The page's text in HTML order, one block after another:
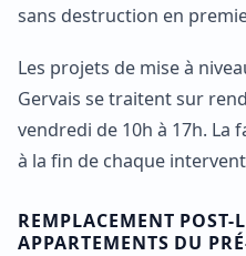
sans destruction en
Les projets de mise à
Gervais se traitent sur
vendredi de 10h à 17h. La
à la fin de chaque
REMPLACEMENT
APPARTEMENTS DU